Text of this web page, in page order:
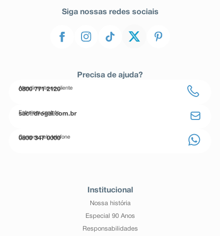
Siga nossas redes sociais
Precisa de ajuda?
Atendimento ao cliente
0800 771 2120
Entre em contato
sac@drogal.com.br
Compre pelo telefone
0800 347 0000
Institucional
Nossa história
Especial 90 Anos
Responsabilidades